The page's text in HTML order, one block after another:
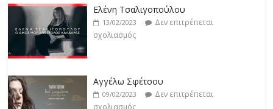
19/02/2023
Δεν επιτρέπεται
σχολιασμός
Ελένη Τσαλιγοπούλου
13/02/2023
Δεν επιτρέπεται
σχολιασμός
Αγγέλω Σφέτσου
09/02/2023
Δεν επιτρέπεται